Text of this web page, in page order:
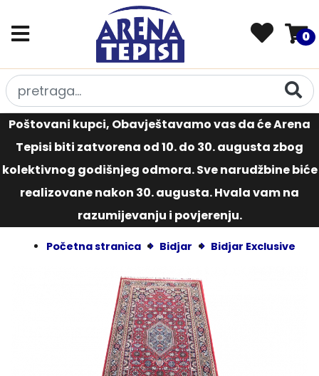
0
Poštovani kupci, Obavještavamo vas da će Arena
Tepisi biti zatvorena od 10. do 30. augusta zbog
kolektivnog godišnjeg odmora. Sve narudžbine biće
realizovane nakon 30. augusta. Hvala vam na
razumijevanju i povjerenju.
Početna stranica Bidjar Bidjar Exclusive